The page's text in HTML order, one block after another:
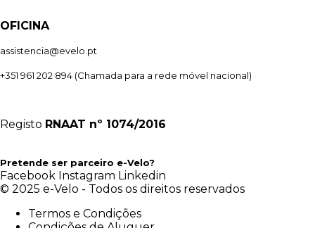
OFICINA
assistencia@evelo.pt
+351 961 202 894 (Chamada para a rede móvel nacional)
Registo RNAAT nº 1074/2016
Pretende ser parceiro e-Velo?
Facebook Instagram Linkedin
© 2025 e-Velo - Todos os direitos reservados
Termos e Condições